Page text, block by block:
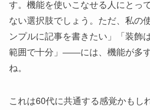
す。機能を使いこなせる人にとっ
ない選択肢でしょう。ただ、私
ンプルに記事を書きたい」「装飾
範囲で十分」――には、機能が多
ね。
これは60代に共通する感覚かもし